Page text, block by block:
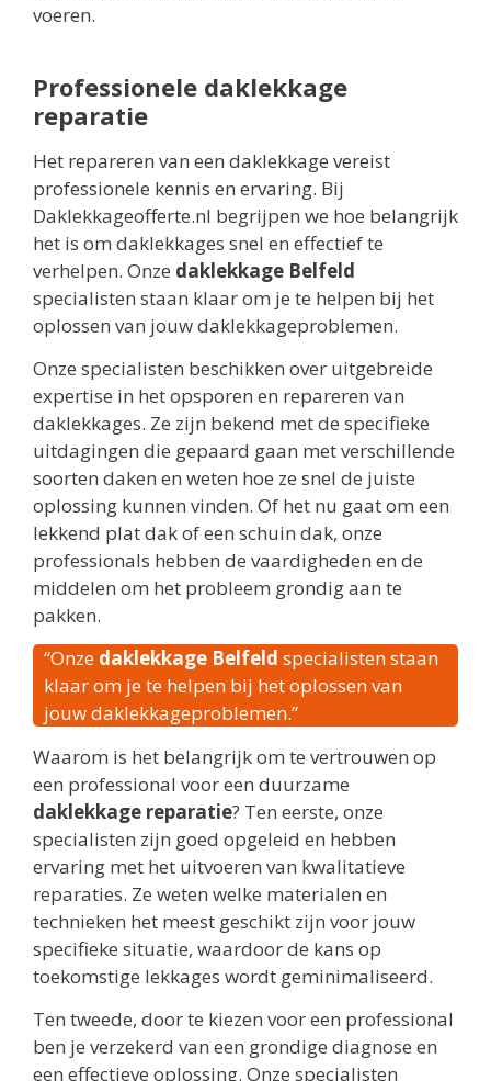
voeren.
Professionele daklekkage
reparatie
Het repareren van een daklekkage vereist
professionele kennis en ervaring. Bij
Daklekkageofferte.nl begrijpen we hoe belangrijk
het is om daklekkages snel en effectief te
verhelpen. Onze daklekkage Belfeld
specialisten staan klaar om je te helpen bij het
oplossen van jouw daklekkageproblemen.
Onze specialisten beschikken over uitgebreide
expertise in het opsporen en repareren van
daklekkages. Ze zijn bekend met de specifieke
uitdagingen die gepaard gaan met verschillende
soorten daken en weten hoe ze snel de juiste
oplossing kunnen vinden. Of het nu gaat om een
lekkend plat dak of een schuin dak, onze
professionals hebben de vaardigheden en de
middelen om het probleem grondig aan te
pakken.
“Onze daklekkage Belfeld specialisten staan
klaar om je te helpen bij het oplossen van
jouw daklekkageproblemen.”
Waarom is het belangrijk om te vertrouwen op
een professional voor een duurzame
daklekkage reparatie? Ten eerste, onze
specialisten zijn goed opgeleid en hebben
ervaring met het uitvoeren van kwalitatieve
reparaties. Ze weten welke materialen en
technieken het meest geschikt zijn voor jouw
specifieke situatie, waardoor de kans op
toekomstige lekkages wordt geminimaliseerd.
Ten tweede, door te kiezen voor een professional
ben je verzekerd van een grondige diagnose en
een effectieve oplossing. Onze specialisten